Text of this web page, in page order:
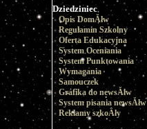
Dziedziniec
Opis DomĂłw
Regulamin Szkolny
Oferta Edukacyjna
System Oceniania
System Punktowania
Wymagania
Samouczek
Grafika do newsĂłw
System pisania newsĂłw
Reklamy szkoÂły